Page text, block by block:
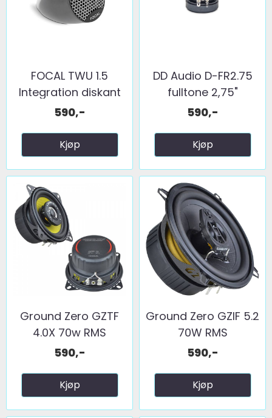
FOCAL TWU 1.5
Integration diskant
1par
590,-
Kjøp
DD Audio D-FR2.75
fulltone 2,75"
590,-
Kjøp
Ground Zero GZTF
4.0X 70w RMS
590,-
Kjøp
Ground Zero GZIF 5.2
70W RMS
590,-
Kjøp